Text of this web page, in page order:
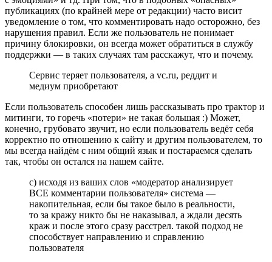
публикациях (по крайней мере от редакции) часто висит
уведомление о том, что комментировать надо осторожно, без
нарушения правил. Если же пользователь не понимает
причину блокировки, он всегда может обратиться в службу
поддержки — в таких случаях там расскажут, что и почему.
Сервис теряет пользователя, а vc.ru, реддит и
медиум приобретают
Если пользователь способен лишь рассказывать про трактор и
митинги, то горечь «потери» не такая большая :) Может,
конечно, грубовато звучит, но если пользователь ведёт себя
корректно по отношению к сайту и другим пользователем, то
мы всегда найдём с ним общий язык и постараемся сделать
так, чтобы он остался на нашем сайте.
с) исходя из ваших слов «модератор анализирует
ВСЕ комментарии пользователя» система —
накопительная, если бы такое было в реальности,
то за кражу никто бы не наказывал, а ждали десять
краж и после этого сразу расстрел. такой подход не
способствует направлению и справлению
пользователя